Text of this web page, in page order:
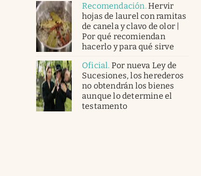
Recomendación.Hervir
hojas de laurel con ramitas
de canela y clavo de olor |
Por qué recomiendan
hacerlo y para qué sirve
Oficial. Por nueva Ley de
Sucesiones, los herederos
no obtendrán los bienes
aunque lo determine el
testamento